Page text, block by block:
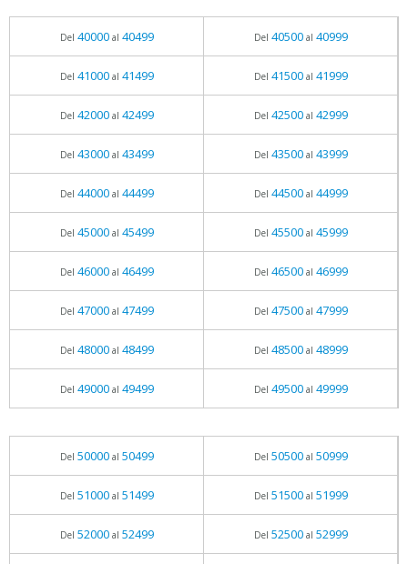
Del 40000al 40499 Del 40500al 40999
Del 41000al 41499 Del 41500al 41999
Del 42000al 42499 Del 42500al 42999
Del 43000al 43499 Del 43500al 43999
Del 44000al 44499 Del 44500al 44999
Del 45000al 45499 Del 45500al 45999
Del 46000al 46499 Del 46500al 46999
Del 47000al 47499 Del 47500al 47999
Del 48000al 48499 Del 48500al 48999
Del 49000al 49499 Del 49500al 49999
Del 50000al 50499 Del 50500al 50999
Del 51000al 51499 Del 51500al 51999
Del 52000al 52499 Del 52500al 52999